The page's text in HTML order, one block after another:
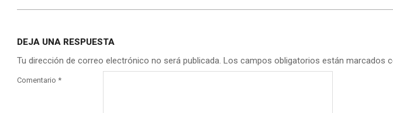
DEJA UNA RESPUESTA
Tu dirección de correo electrónico no será publicada. Los campos obligatorios están marcados
Comentario *